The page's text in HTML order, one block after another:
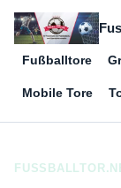
Fußballtore
Mobile Tore